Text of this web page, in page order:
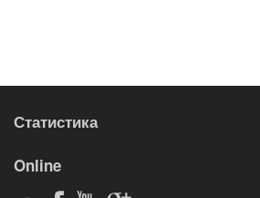
Статистика
Online